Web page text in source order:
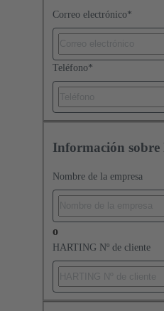
Correo electrónico*
Teléfono*
Información sobre
Nombre de la empresa
o
HARTING Nº de cliente